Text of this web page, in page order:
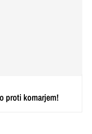
proti komarjem!